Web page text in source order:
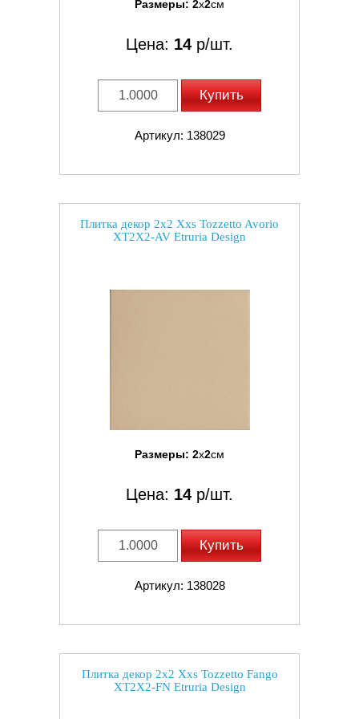
Размеры: 2x2см
Цена: 14 р/шт.
Купить
Артикул: 138029
Плитка декор 2x2 Xxs Tozzetto Avorio
XT2X2-AV Etruria Design
Размеры: 2x2см
Цена: 14 р/шт.
Купить
Артикул: 138028
Плитка декор 2x2 Xxs Tozzetto Fango
XT2X2-FN Etruria Design